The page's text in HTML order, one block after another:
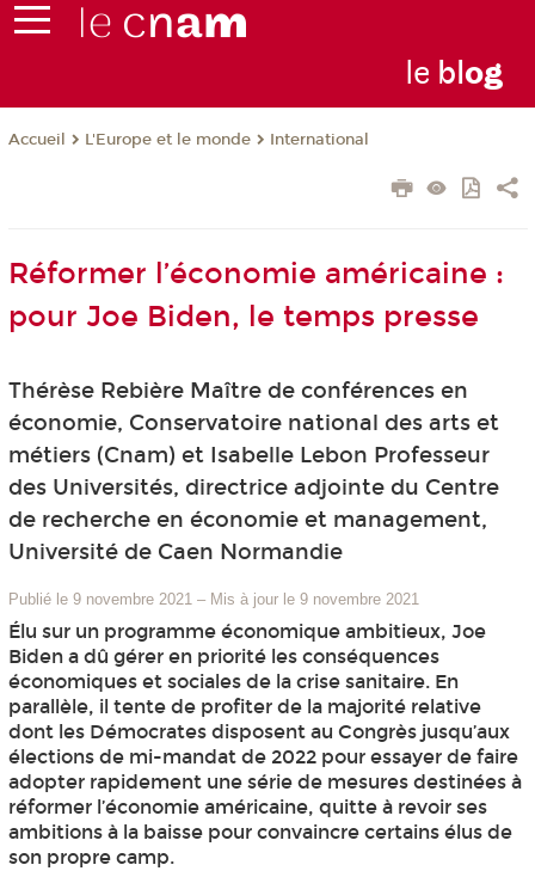
le blog
Accueil L'Europe et le monde International
Réformer l’économie américaine :
pour Joe Biden, le temps presse
Thérèse Rebière Maître de conférences en
économie, Conservatoire national des arts et
métiers (Cnam) et Isabelle Lebon Professeur
des Universités, directrice adjointe du Centre
de recherche en économie et management,
Université de Caen Normandie
Publié le 9 novembre 2021 – Mis à jour le 9 novembre 2021
Élu sur un programme économique ambitieux, Joe
Biden a dû gérer en priorité les conséquences
économiques et sociales de la crise sanitaire. En
parallèle, il tente de profiter de la majorité relative
dont les Démocrates disposent au Congrès jusqu’aux
élections de mi-mandat de 2022 pour essayer de faire
adopter rapidement une série de mesures destinées à
réformer l’économie américaine, quitte à revoir ses
ambitions à la baisse pour convaincre certains élus de
son propre camp.